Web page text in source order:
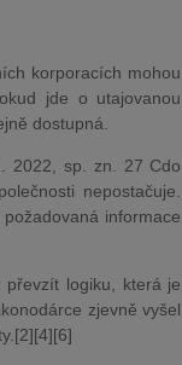
korporacích mohou
jde o utajovanou
dostupná.
2022, sp. zn. 27 Cdo
nepostačuje.
informace
logiku, která je
zjevně vyšel